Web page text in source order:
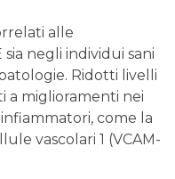
alle
negli individui sani
Ridotti livelli
a miglioramenti nei
come la
vascolari 1 (VCAM-